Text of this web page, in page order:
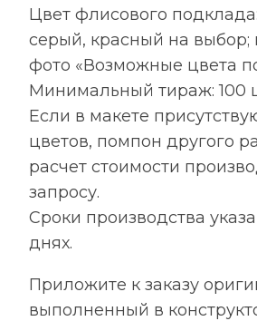
Цвет флисового
серый, красный на
фото «Возможные цвета
Минимальный тираж: 100
Если в макете
цветов, помпон другого
расчет стоимости
запросу.
Сроки производства
днях.
Приложите к заказу
выполненный в